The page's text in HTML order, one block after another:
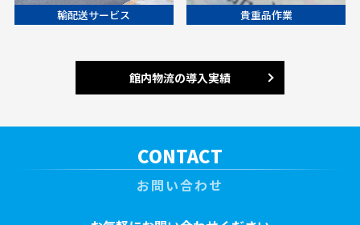
輸配送サービス 貴重品作業
館内物流の導入実績
CONTACT
お問い合わせ